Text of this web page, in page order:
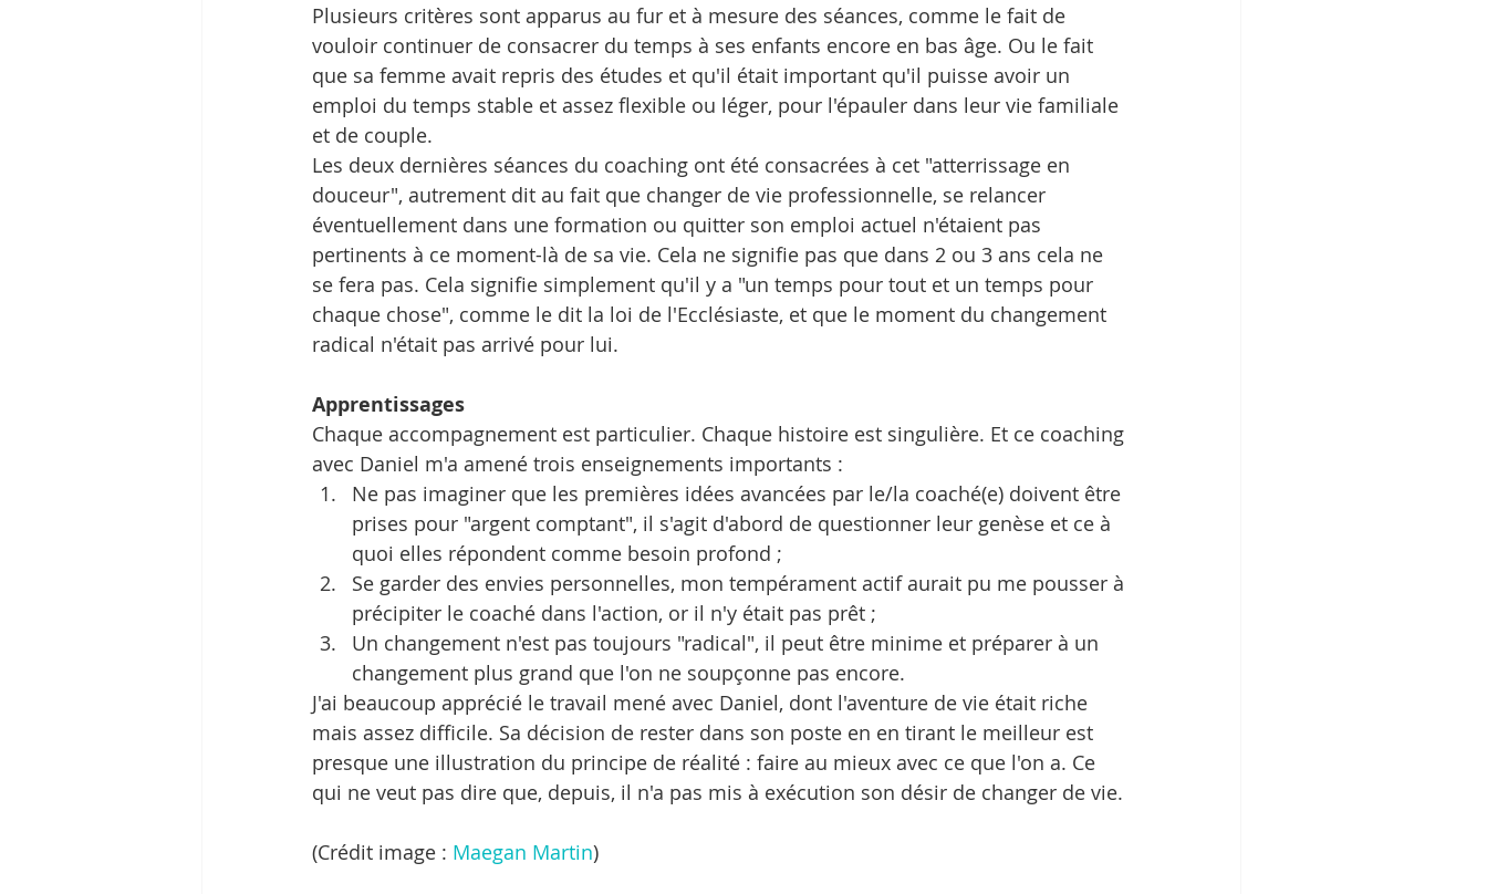
Plusieurs critères sont apparus au fur et à mesure des séances, comme le fait de
vouloir continuer de consacrer du temps à ses enfants encore en bas âge. Ou le fait
que sa femme avait repris des études et qu'il était important qu'il puisse avoir un
emploi du temps stable et assez flexible ou léger, pour l'épauler dans leur vie familiale
et de couple.
Les deux dernières séances du coaching ont été consacrées à cet "atterrissage en
douceur", autrement dit au fait que changer de vie professionnelle, se relancer
éventuellement dans une formation ou quitter son emploi actuel n'étaient pas
pertinents à ce moment-là de sa vie. Cela ne signifie pas que dans 2 ou 3 ans cela ne
se fera pas. Cela signifie simplement qu'il y a "un temps pour tout et un temps pour
chaque chose", comme le dit la loi de l'Ecclésiaste, et que le moment du changement
radical n'était pas arrivé pour lui.
Apprentissages
Chaque accompagnement est particulier. Chaque histoire est singulière. Et ce coaching
avec Daniel m'a amené trois enseignements importants :
Ne pas imaginer que les premières idées avancées par le/la coaché(e) doivent être
prises pour "argent comptant", il s'agit d'abord de questionner leur genèse et ce à
quoi elles répondent comme besoin profond ;
Se garder des envies personnelles, mon tempérament actif aurait pu me pousser à
précipiter le coaché dans l'action, or il n'y était pas prêt ;
Un changement n'est pas toujours "radical", il peut être minime et préparer à un
changement plus grand que l'on ne soupçonne pas encore.
J'ai beaucoup apprécié le travail mené avec Daniel, dont l'aventure de vie était riche
mais assez difficile. Sa décision de rester dans son poste en en tirant le meilleur est
presque une illustration du principe de réalité : faire au mieux avec ce que l'on a. Ce
qui ne veut pas dire que, depuis, il n'a pas mis à exécution son désir de changer de vie.
(Crédit image : Maegan Martin)